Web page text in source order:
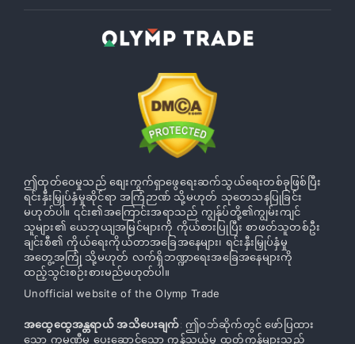
ဤထုတ်ဝေမှုသည် စျေးကွက်ရှာဖွေရေးဆက်သွယ်ရေးတစ်ခုဖြစ်ပြီး
ရင်းနှီးမြှုပ်နှံမှုဆိုင်ရာ အကြံဉာဏ် သို့မဟုတ် သုတေသနပြုခြင်း
မဟုတ်ပါ။ ၎င်း၏အကြောင်းအရာသည် ကျွန်ုပ်တို့၏ကျွမ်းကျင်
သူများ၏ ယေဘုယျအမြင်များကို ကိုယ်စားပြုပြီး စာဖတ်သူတစ်ဦး
ချင်းစီ၏ ကိုယ်ရေးကိုယ်တာအခြေအနေများ၊ ရင်းနှီးမြှုပ်နှံမှု
အတွေ့အကြုံ သို့မဟုတ် လက်ရှိဘဏ္ဍာရေးအခြေအနေများကို
ထည့်သွင်းစဉ်းစားမည်မဟုတ်ပါ။
Unofficial website of the Olymp Trade
အထွေထွေအန္တရာယ် အသိပေးချက်: ဤဝဘ်ဆိုက်တွင် ဖော်ပြထား
သော ကုမ္ပဏီမှ ပေးဆောင်သော ကုန်သွယ်မှု ထုတ်ကုန်များသည်